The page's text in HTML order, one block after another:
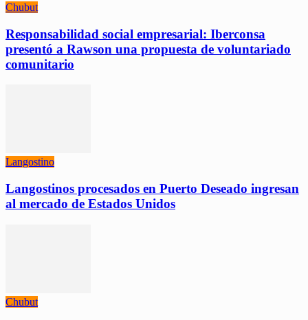
Chubut
Responsabilidad social empresarial: Iberconsa
presentó a Rawson una propuesta de voluntariado
comunitario
Langostino
Langostinos procesados en Puerto Deseado ingresan
al mercado de Estados Unidos
Chubut